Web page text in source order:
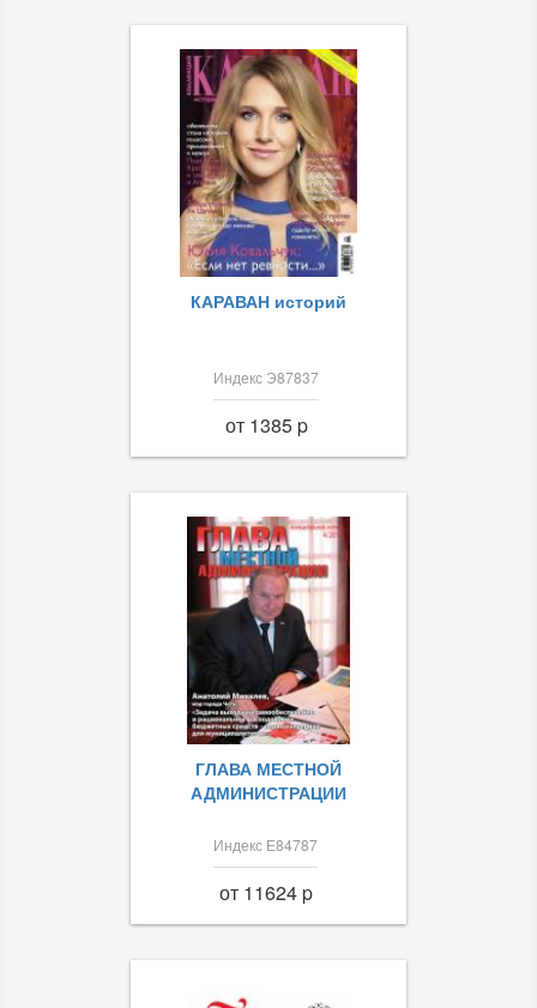
КАРАВАН историй
Индекс Э87837
от 1385 p
ГЛАВА МЕСТНОЙ
АДМИНИСТРАЦИИ
Индекс Е84787
от 11624 p